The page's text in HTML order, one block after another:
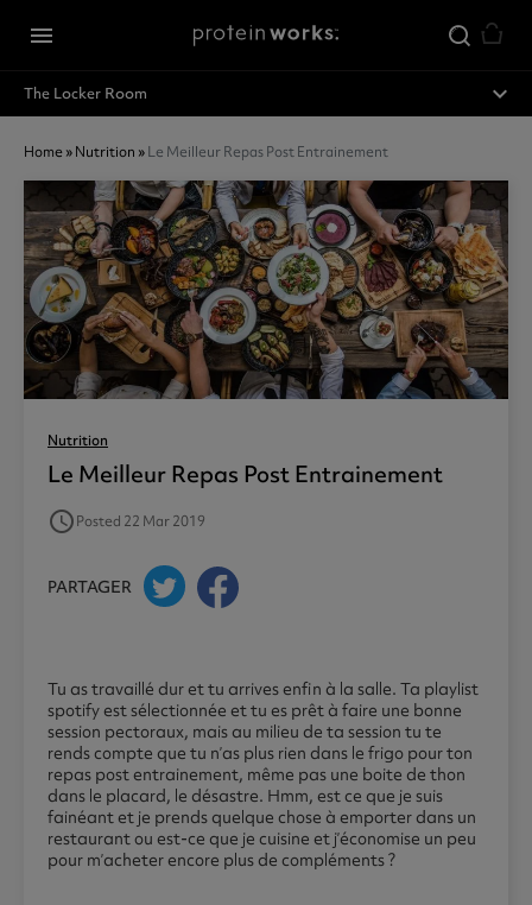
menu
The Locker Room expand_less
Home»Nutrition »Le Meilleur Repas Post Entrainement
Nutrition
Le Meilleur Repas Post Entrainement
access_timePosted 22 Mar 2019
PARTAGER
Tu as travaillé dur et tu arrives enfin à la salle. Ta playlist
spotify est sélectionnée et tu es prêt à faire une bonne
session pectoraux, mais au milieu de ta session tu te
rends compte que tu n’as plus rien dans le frigo pour ton
repas post entrainement, même pas une boite de thon
dans le placard, le désastre. Hmm, est ce que je suis
fainéant et je prends quelque chose à emporter dans un
restaurant ou est-ce que je cuisine et j’économise un peu
pour m’acheter encore plus de compléments ?